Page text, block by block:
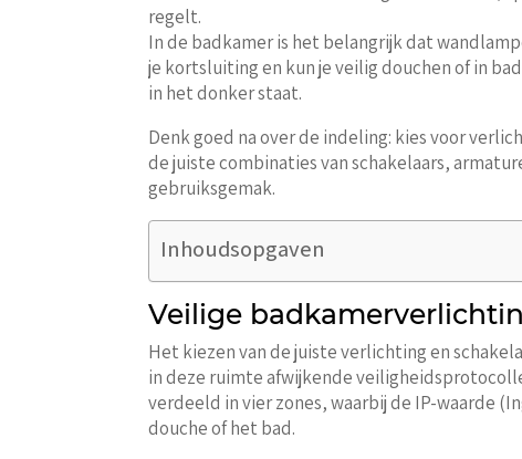
regelt.
In de badkamer is het belangrijk dat
je kortsluiting en kun je veilig douchen of in
in het donker staat.
Denk goed na over de indeling: kies voor
de juiste combinaties van schakelaars,
gebruiksgemak.
Inhoudsopgaven
Veilige
Het kiezen van de juiste verlichting en
in deze ruimte afwijkende
verdeeld in vier zones, waarbij de IP-waarde
douche of het bad.